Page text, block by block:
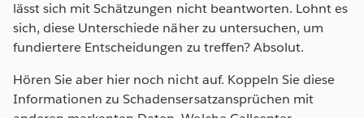
lässt sich mit Schätzungen nicht beantworten. Lohnt es
sich, diese Unterschiede näher zu untersuchen, um
fundiertere Entscheidungen zu treffen? Absolut.
Hören Sie aber hier noch nicht auf. Koppeln Sie diese
Informationen zu Schadensersatzansprüchen mit